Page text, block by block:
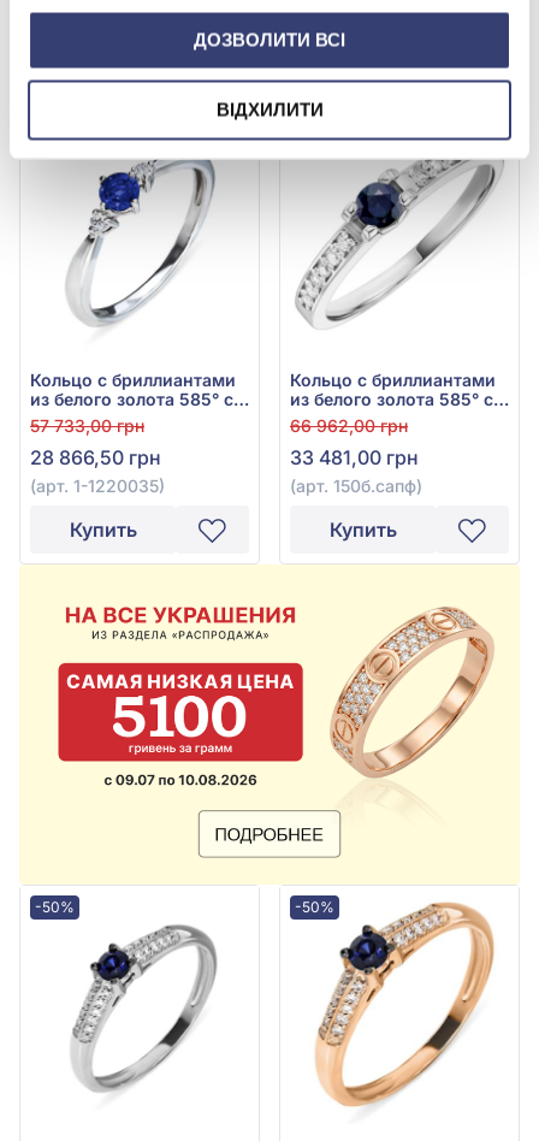
ДОЗВОЛИТИ ВСІ
ВІДХИЛИТИ
(арт. 1191399202сапф)
Купить
(арт. 105260сапф)
Купить
-50%
Кольцо с бриллиантами
из белого золота 585° с
синим сапфиром 0,27ct и
бриллиантом 0,08ct, арт.
1-1220035
57 733,00 грн
28 866,50 грн
(арт. 1-1220035)
Купить
-50%
Кольцо с бриллиантами
из белого золота 585° с
синим сапфиром 0,19ct и
бриллиантом 0,096ct,
арт. 150б.сапф
66 962,00 грн
33 481,00 грн
(арт. 150б.сапф)
Купить
-50% -50%